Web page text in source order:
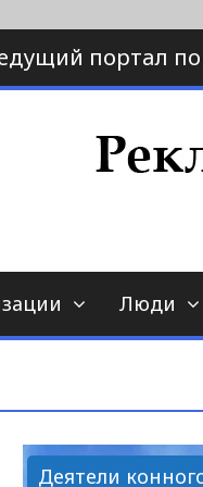
портал по
по истории
Люди
Деятели